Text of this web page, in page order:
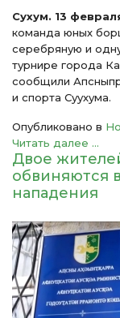
Сухум. 13
команда юных
серебряную и
турнире города
сообщили
и спорта Суухума.
Опубликовано в
Читать далее ...
Двое
обвиняются
нападения